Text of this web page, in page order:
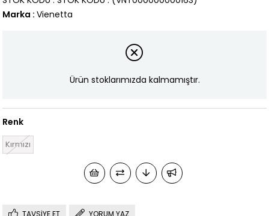
Marka : Vienetta
Ürün stoklarımızda kalmamıştır.
Renk
Kırmızı